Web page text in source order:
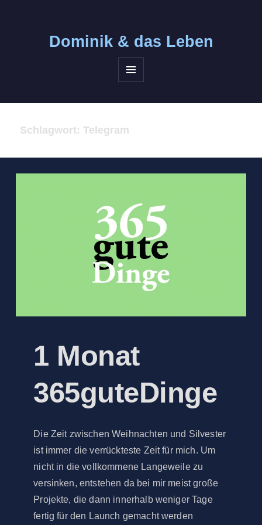
Dominik & das Leben
WIDGETS
Schlagwort:Telegram
1 Monat
365guteDinge
Die Zeit zwischen Weihnachten und Silvester
ist immer die verrückteste Zeit für mich. Um
nicht in die vollkommene Langeweile zu
versinken, entstehen da bei mir meist große
Projekte, die dann innerhalb weniger Tage
fertig für den Launch gemacht werden